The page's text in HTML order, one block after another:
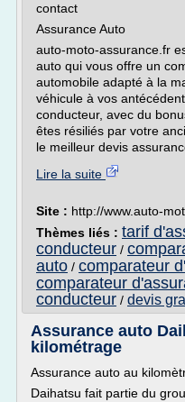
contact
Assurance Auto
auto-moto-assurance.fr
auto qui vous offre un
automobile adapté à la
véhicule à vos
conducteur, avec du
êtes résiliés par votre
le meilleur devis
Lire la suite
Site : http://www.auto-
Thèmes liés : tarif
conducteur /
auto / comparateur
comparateur
conducteur / devis
Assurance auto
kilométrage
Assurance auto au
Daihatsu fait partie du